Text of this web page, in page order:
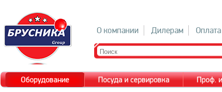
О компании Дилерам Оплата
Оборудование Посуда и сервировка Проф.